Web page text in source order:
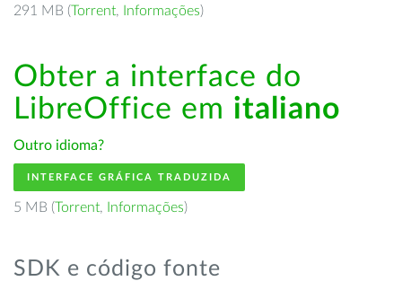
291 MB (Torrent, Informações)
Obter a interface do
LibreOffice em italiano
Outro idioma?
INTERFACE GRÁFICA TRADUZIDA
5 MB (Torrent, Informações)
SDK e código fonte